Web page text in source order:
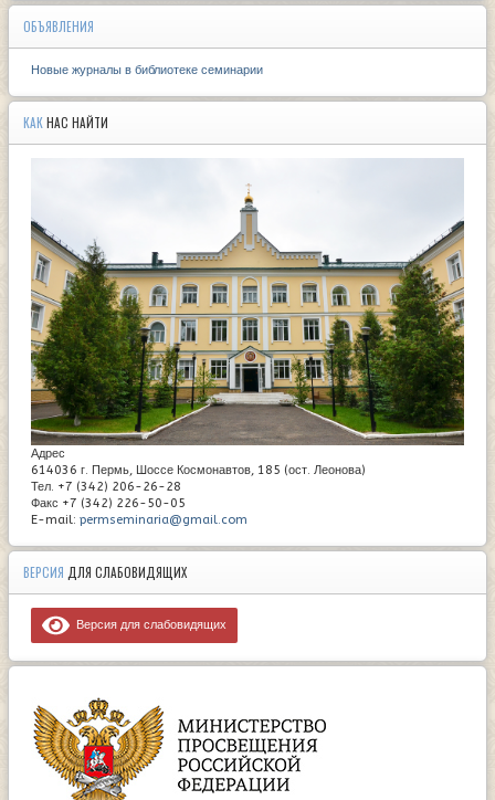
ОБЪЯВЛЕНИЯ
Новые журналы в библиотеке семинарии
КАКНАС НАЙТИ
Адрес
614036 г. Пермь, Шоссе Космонавтов, 185 (ост. Леонова)
Тел. +7 (342) 206-26-28
Факс +7 (342) 226-50-05
E-mail: permseminaria@gmail.com
ВЕРСИЯ ДЛЯ СЛАБОВИДЯЩИХ
Версия для слабовидящих